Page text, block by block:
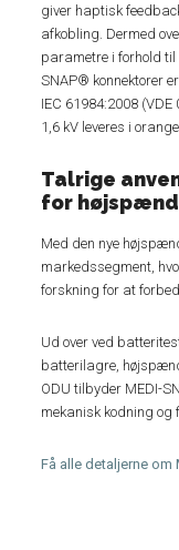
giver haptisk
afkobling. Dermed
parametre i forhold
SNAP® konnektorer
IEC 61984:2008
1,6 kV leveres i
Talrige
for
Med den nye
markedssegment,
forskning for at
Ud over ved
batterilagre,
ODU tilbyder MEDI-
mekanisk kodning og
Få alle detaljerne om